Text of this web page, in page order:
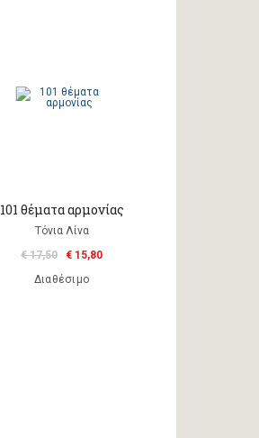
101 θέματα αρμονίας
Τόνια Λίνα
€ 17,50
€ 15,80
Διαθέσιμο